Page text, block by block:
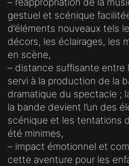
gestuel et scénique
d’éléments nouveaux tels
décors, les éclairages, les
en scène,
– distance suffisante entre
servi à la production de la
dramatique du spectacle ;
la bande devient l’un des
scénique et les tentations
été minimes,
– impact émotionnel et
cette aventure pour les